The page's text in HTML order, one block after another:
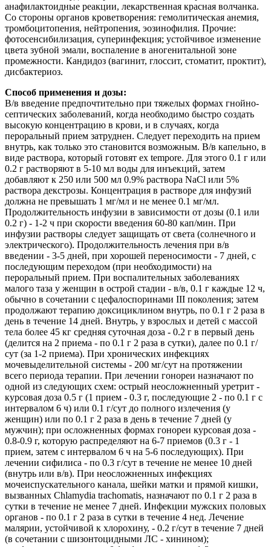
анафилактоидные реакции, лекарственная красная волчанка.
Со стороны органов кроветворения: гемолитическая анемия,
тромбоцитопения, нейтропения, эозинофилия. Прочие:
фотосенсибилизация, суперинфекция; устойчивое изменение
цвета зубной эмали, воспаление в аногенитальной зоне
промежности. Кандидоз (вагинит, глоссит, стоматит, проктит),
дисбактериоз.
Способ применения и дозы:
В/в введение предпочтительно при тяжелых формах гнойно-
септических заболеваний, когда необходимо быстро создать
высокую концентрацию в крови, и в случаях, когда
пероральный прием затруднен. Следует переходить на прием
внутрь, как только это становится возможным. В/в капельно, в
виде раствора, который готовят ex tempore. Для этого 0.1 г или
0.2 г растворяют в 5-10 мл воды для инъекций, затем
добавляют к 250 или 500 мл 0.9% раствора NaCl или 5%
раствора декстрозы. Концентрация в растворе для инфузий
должна не превышать 1 мг/мл и не менее 0.1 мг/мл.
Продолжительность инфузии в зависимости от дозы (0.1 или
0.2 г) - 1-2 ч при скорости введения 60-80 кап/мин. При
инфузии растворы следует защищать от света (солнечного и
электрического). Продолжительность лечения при в/в
введении - 3-5 дней, при хорошей переносимости - 7 дней, с
последующим переходом (при необходимости) на
пероральный прием. При воспалительных заболеваниях
малого таза у женщин в острой стадии - в/в, 0.1 г каждые 12 ч,
обычно в сочетании с цефалоспоринами III поколения; затем
продолжают терапию доксициклином внутрь, по 0.1 г 2 раза в
день в течение 14 дней. Внутрь, у взрослых и детей с массой
тела более 45 кг средняя суточная доза - 0.2 г в первый день
(делится на 2 приема - по 0.1 г 2 раза в сутки), далее по 0.1 г/
сут (за 1-2 приема). При хронических инфекциях
мочевыделительной системы - 200 мг/сут на протяжении
всего периода терапии. При лечении гонореи назначают по
одной из следующих схем: острый неосложненный уретрит -
курсовая доза 0.5 г (1 прием - 0.3 г, последующие 2 - по 0.1 г с
интервалом 6 ч) или 0.1 г/сут до полного излечения (у
женщин) или по 0.1 г 2 раза в день в течение 7 дней (у
мужчин); при осложненных формах гонореи курсовая доза -
0.8-0.9 г, которую распределяют на 6-7 приемов (0.3 г - 1
прием, затем с интервалом 6 ч на 5-6 последующих). При
лечении сифилиса - по 0.3 г/сут в течение не менее 10 дней
(внутрь или в/в). При неосложненных инфекциях
мочеиспускательного канала, шейки матки и прямой кишки,
вызванных Chlamydia trachomatis, назначают по 0.1 г 2 раза в
сутки в течение не менее 7 дней. Инфекции мужских половых
органов - по 0.1 г 2 раза в сутки в течение 4 нед. Лечение
малярии, устойчивой к хлорохину, - 0.2 г/сут в течение 7 дней
(в сочетании с шизонтоцидными ЛС - хинином);